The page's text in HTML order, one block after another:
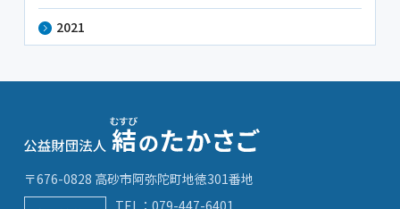
2021
〒676-0828 高砂市阿弥陀町地徳301番地